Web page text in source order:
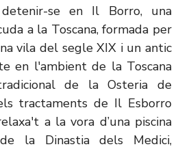
se en Il Borro, una
a la Toscana, formada per
vila del segle XIX i un antic
en l'ambient de la Toscana
de la Osteria de
tractaments de Il Esborro
a la vora d’una piscina
la Dinastia dels Medici,